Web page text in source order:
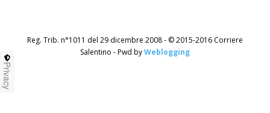
Reg. Trib. n°1011 del 29 dicembre 2008 - © 2015-2016 Corriere
Salentino - Pwd byWeblogging
Privacy